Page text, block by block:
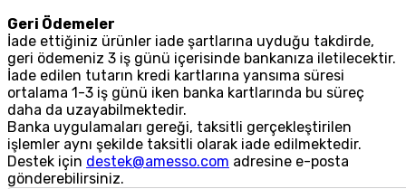
Geri Ödemeler
İade ettiğiniz ürünler iade şartlarına uyduğu takdirde,
geri ödemeniz 3 iş günü içerisinde bankanıza iletilecektir.
İade edilen tutarın kredi kartlarına yansıma süresi
ortalama 1-3 iş günü iken banka kartlarında bu süreç
daha da uzayabilmektedir.
Banka uygulamaları gereği, taksitli gerçekleştirilen
işlemler aynı şekilde taksitli olarak iade edilmektedir.
Destek için destek@amesso.com adresine e-posta
gönderebilirsiniz.